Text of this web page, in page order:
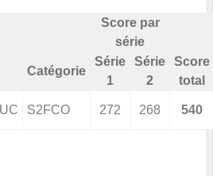
Score par
série
Catégorie
Série
1
Série
2
Score
total
S2FCO 272 268 540